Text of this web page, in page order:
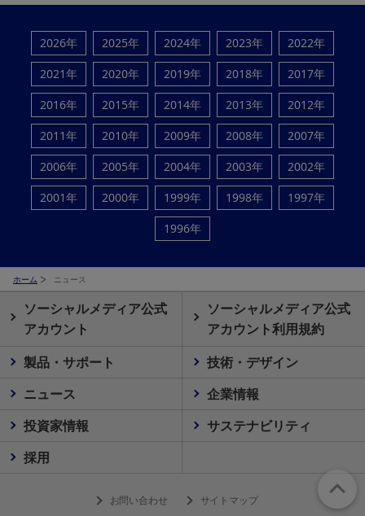
2026年 2025年 2024年 2023年
2022年
2021年
2020年 2019年 2018年
2017年
2016年
2015年 2014年 2013年
2012年
2011年
2010年 2009年 2008年
2007年
2006年
2005年 2004年 2003年
2002年
2001年
2000年 1999年 1998年
1997年
1996年
ホーム ニュース
ソーシャルメディア公式
アカウント
ソーシャルメディア公式
アカウント利用規約
製品・サポート
技術・デザイン
ニュース
企業情報
投資家情報
サステナビリティ
採用
お問い合わせ
サイトマップ